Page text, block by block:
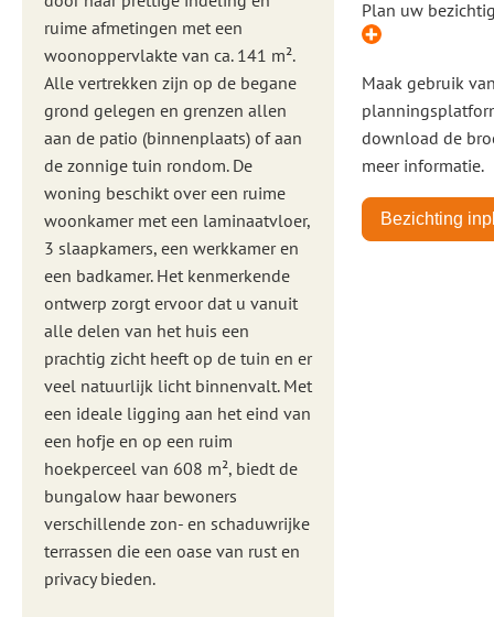
ruime afmetingen met een
woonoppervlakte van ca. 141 m².
Alle vertrekken zijn op de begane
grond gelegen en grenzen allen
aan de patio (binnenplaats) of aan
de zonnige tuin rondom. De
woning beschikt over een ruime
woonkamer met een laminaatvloer,
3 slaapkamers, een werkkamer en
een badkamer. Het kenmerkende
ontwerp zorgt ervoor dat u vanuit
alle delen van het huis een
prachtig zicht heeft op de tuin en er
veel natuurlijk licht binnenvalt. Met
een ideale ligging aan het eind van
een hofje en op een ruim
hoekperceel van 608 m², biedt de
bungalow haar bewoners
verschillende zon- en schaduwrijke
terrassen die een oase van rust en
privacy bieden.
Plan uw
Maak gebruik
download de
meer informatie.
Bezichting